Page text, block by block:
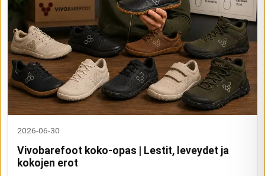
2026-06-30
Vivobarefoot koko-opas | Lestit, leveydet ja
kokojen erot